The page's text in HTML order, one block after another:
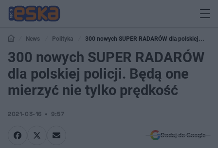
News Polityka
300 nowych SUPER RADARÓW dla polskiej
policji. Będą one mierzyć nie tylko prędkość
300 nowych SUPER RADARÓW
dla polskiej policji. Będą one
mierzyć nie tylko prędkość
2021-03-16 9:57
Dodaj do Google